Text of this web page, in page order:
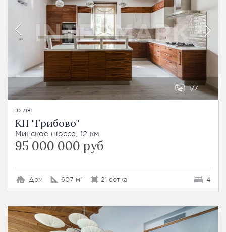
1 7
ID 7181
КП "Грибово"
Минское шоссе, 12 км
95 000 000 руб
Дом 607 м² 21 сотка 4